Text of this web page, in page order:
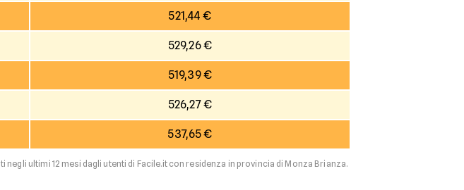
521,44 €
529,26 €
519,39 €
526,27 €
537,65 €
ultimi 12 mesi dagli utenti di Facile.it con residenza in provincia di Monza Brianza.